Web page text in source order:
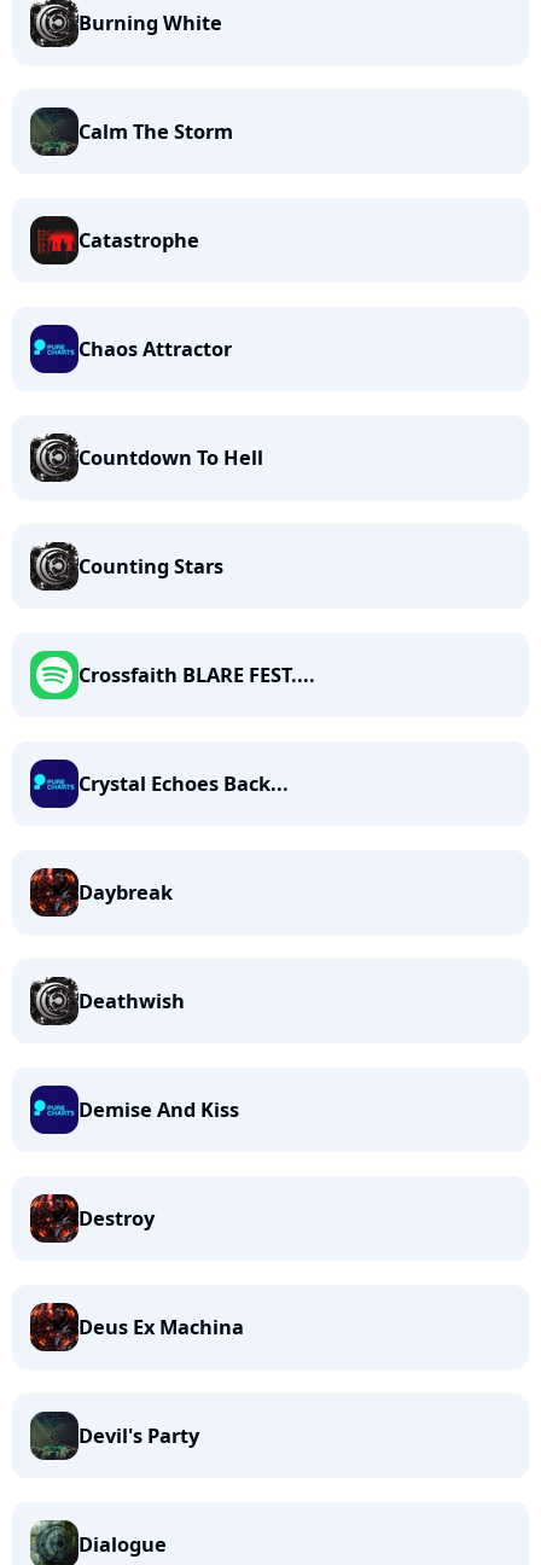
Burning White
Calm The Storm
Catastrophe
Chaos Attractor
Countdown To Hell
Counting Stars
Crossfaith BLARE FEST....
Crystal Echoes Back...
Daybreak
Deathwish
Demise And Kiss
Destroy
Deus Ex Machina
Devil's Party
Dialogue